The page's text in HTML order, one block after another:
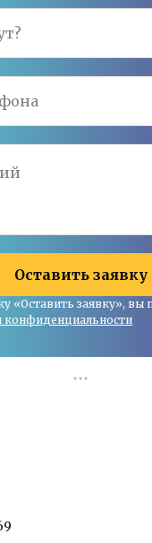
Оставить заявку
«Оставить заявку», вы
конфиденциальности